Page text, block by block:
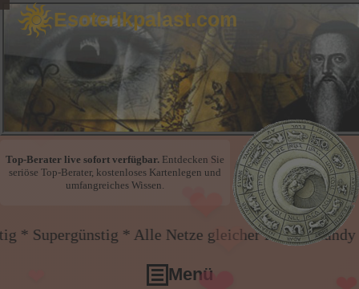
❤
❤
❤ ❤
❤
Esoterikpalast.com
Top-Berater live sofort verfügbar.Entdecken Sie
seriöse Top-Berater, kostenloses Kartenlegen und
umfangreiches Wissen.
* Alle Netze gleicher Preis * Handy und Festnetz
Menü